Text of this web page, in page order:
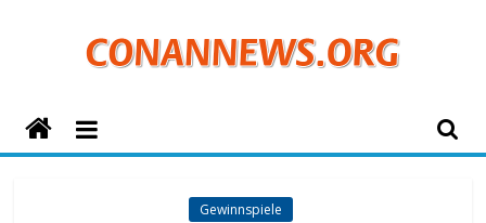
ConanNews.org
Gewinnspiele